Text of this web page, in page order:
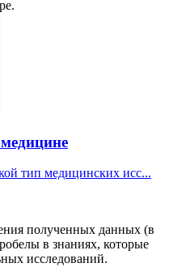
тип медицинских исс...
полученных данных (в
в знаниях, которые
исследований.